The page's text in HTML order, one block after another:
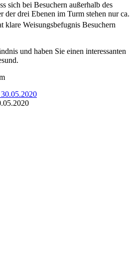
sich bei Besuchern außerhalb des
der drei Ebenen im Turm stehen nur ca.
klare Weisungsbefugnis Besuchern
und haben Sie einen interessanten